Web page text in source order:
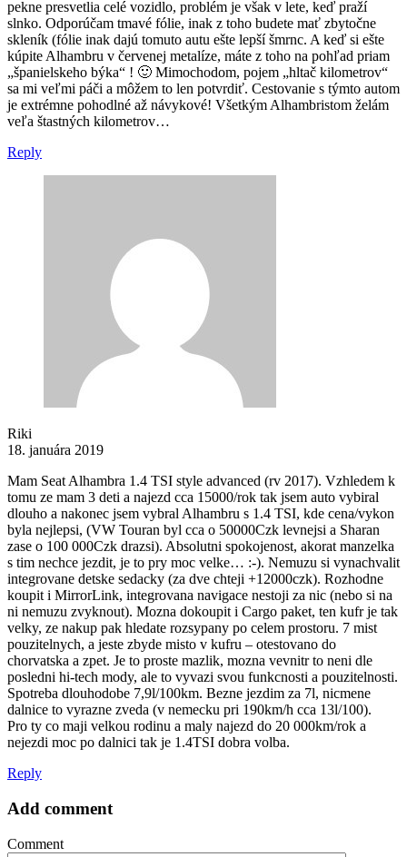
pekne presvetlia celé vozidlo, problém je však v lete, keď praží
slnko. Odporúčam tmavé fólie, inak z toho budete mať zbytočne
skleník (fólie inak dajú tomuto autu ešte lepší šmrnc. A keď si ešte
kúpite Alhambru v červenej metalíze, máte z toho na pohľad priam
„španielskeho býka“ ! 🙂 Mimochodom, pojem „hltač kilometrov“
sa mi veľmi páči a môžem to len potvrdiť. Cestovanie s týmto autom
je extrémne pohodlné až návykové! Všetkým Alhambristom želám
veľa štastných kilometrov…
Reply
Riki
18. januára 2019
Mam Seat Alhambra 1.4 TSI style advanced (rv 2017). Vzhledem k
tomu ze mam 3 deti a najezd cca 15000/rok tak jsem auto vybiral
dlouho a nakonec jsem vybral Alhambru s 1.4 TSI, kde cena/vykon
byla nejlepsi, (VW Touran byl cca o 50000Czk levnejsi a Sharan
zase o 100 000Czk drazsi). Absolutni spokojenost, akorat manzelka
s tim nechce jezdit, je to pry moc velke… :-). Nemuzu si vynachvalit
integrovane detske sedacky (za dve chteji +12000czk). Rozhodne
koupit i MirrorLink, integrovana navigace nestoji za nic (nebo si na
ni nemuzu zvyknout). Mozna dokoupit i Cargo paket, ten kufr je tak
velky, ze nakup pak hledate rozsypany po celem prostoru. 7 mist
pouzitelnych, a jeste zbyde misto v kufru – otestovano do
chorvatska a zpet. Je to proste mazlik, mozna vevnitr to neni dle
posledni hi-tech mody, ale to vyvazi svou funkcnosti a pouzitelnosti.
Spotreba dlouhodobe 7,9l/100km. Bezne jezdim za 7l, nicmene
dalnice to vyrazne zveda (v nemecku pri 190km/h cca 13l/100).
Pro ty co maji velkou rodinu a maly najezd do 20 000km/rok a
nejezdi moc po dalnici tak je 1.4TSI dobra volba.
Reply
Add comment
Comment